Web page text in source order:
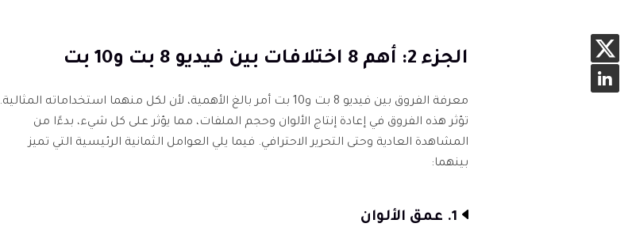
الجزء 2: أهم 8 اختلافات بين فيديو 8 بت و10 بت
معرفة الفروق بين فيديو 8 بت و10 بت أمر بالغ الأهمية، لأن لكل منهما استخداماته المثالية.
تؤثر هذه الفروق في إعادة إنتاج الألوان وحجم الملفات، مما يؤثر على كل شيء، بدءًا من
المشاهدة العادية وحتى التحرير الاحترافي. فيما يلي العوامل الثمانية الرئيسية التي تميز
بينهما:
1. عمق الألوان